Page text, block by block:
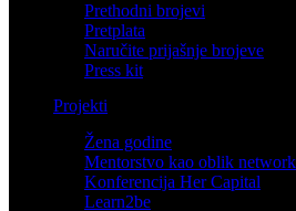
Prethodni brojevi
Pretplata
Naručite prijašnje brojeve
Press kit
Projekti
Žena godine
Mentorstvo kao oblik
Konferencija Her Capital
Learn2be